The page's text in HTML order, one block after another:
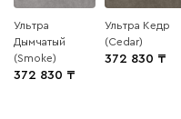
Ультра
Дымчатый
(Smoke)
372 830
Ультра Кедр
(Cedar)
372 830